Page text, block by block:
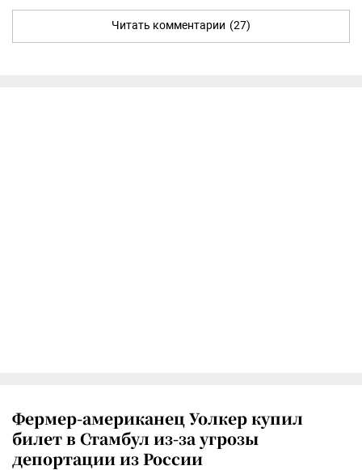
Читать комментарии (27)
Фермер-американец Уолкер купил
билет в Стамбул из-за угрозы
депортации из России